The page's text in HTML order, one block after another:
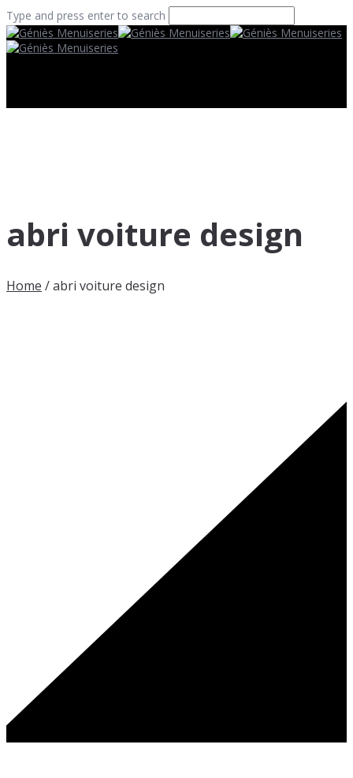
Type and press enter to search
abri voiture design
Home /abri voiture design